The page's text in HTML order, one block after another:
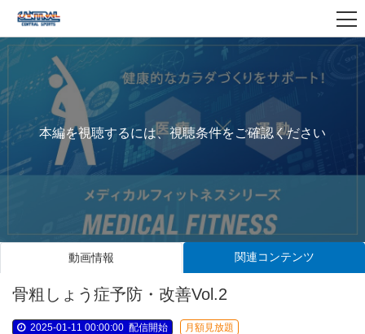
本編を視聴するには、視聴条件をご確認ください
動画情報 関連コンテンツ
骨粗しょう症予防・改善Vol.2
2025-01-11 00:00:00 配信開始 月額見放題